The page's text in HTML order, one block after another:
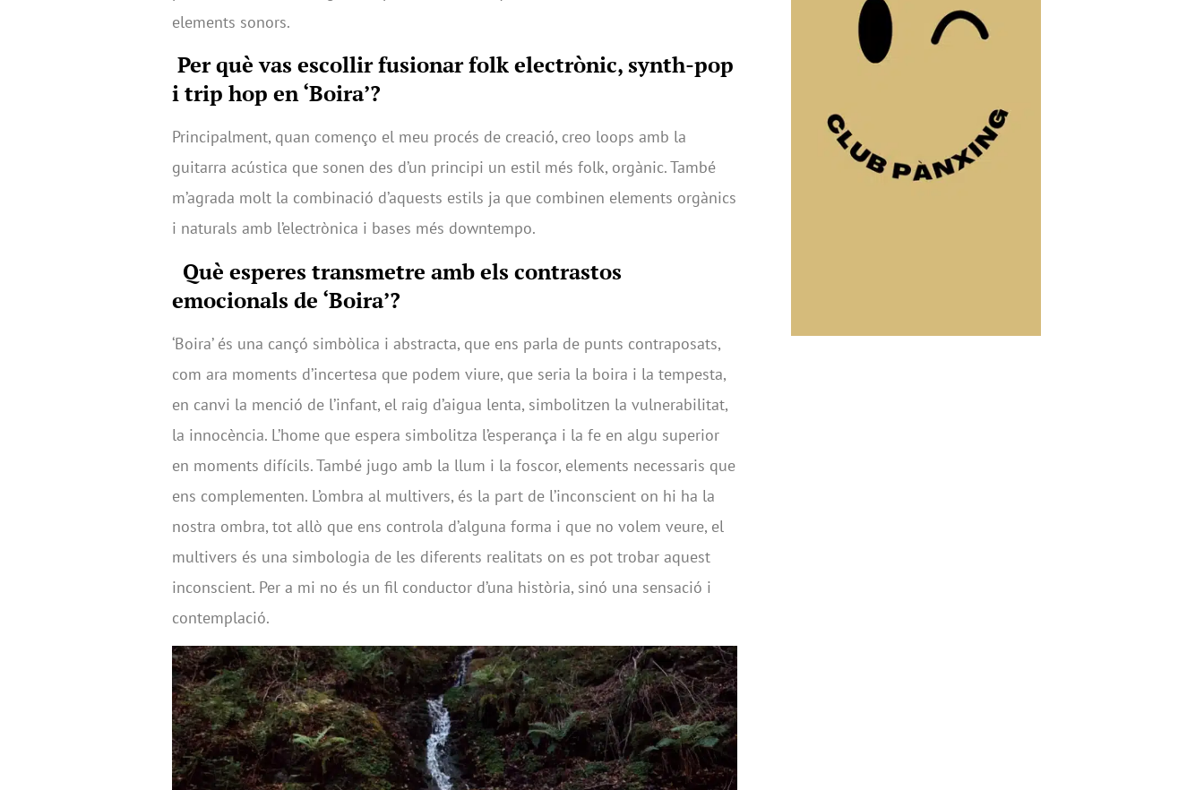
elements sonors.
Per què vas escollir fusionar folk electrònic, synth-pop
i trip hop en ‘Boira’?
Principalment, quan començo el meu procés de creació, creo loops amb la
guitarra acústica que sonen des d’un principi un estil més folk, orgànic. També
m’agrada molt la combinació d’aquests estils ja que combinen elements orgànics
i naturals amb l’electrònica i bases més downtempo.
Què esperes transmetre amb els contrastos
emocionals de ‘Boira’?
‘Boira’ és una cançó simbòlica i abstracta, que ens parla de punts contraposats,
com ara moments d’incertesa que podem viure, que seria la boira i la tempesta,
en canvi la menció de l’infant, el raig d’aigua lenta, simbolitzen la vulnerabilitat,
la innocència. L’home que espera simbolitza l’esperança i la fe en algu superior
en moments difícils. També jugo amb la llum i la foscor, elements necessaris que
ens complementen. L’ombra al multivers, és la part de l’inconscient on hi ha la
nostra ombra, tot allò que ens controla d’alguna forma i que no volem veure, el
multivers és una simbologia de les diferents realitats on es pot trobar aquest
inconscient. Per a mi no és un fil conductor d’una història, sinó una sensació i
contemplació.